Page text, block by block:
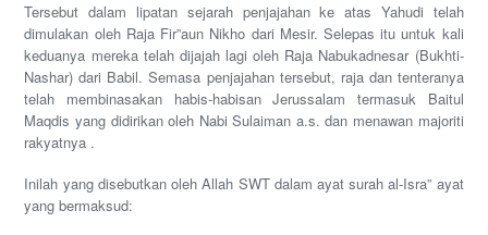
Tersebut dalam lipatan sejarah penjajahan ke atas Yahudi telah
dimulakan oleh Raja Fir”aun Nikho dari Mesir. Selepas itu untuk kali
keduanya mereka telah dijajah lagi oleh Raja Nabukadnesar (Bukhti-
Nashar) dari Babil. Semasa penjajahan tersebut, raja dan tenteranya
telah membinasakan habis-habisan Jerussalam termasuk Baitul
Maqdis yang didirikan oleh Nabi Sulaiman a.s. dan menawan majoriti
rakyatnya .
Inilah yang disebutkan oleh Allah SWT dalam ayat surah al-Isra” ayat
yang bermaksud: